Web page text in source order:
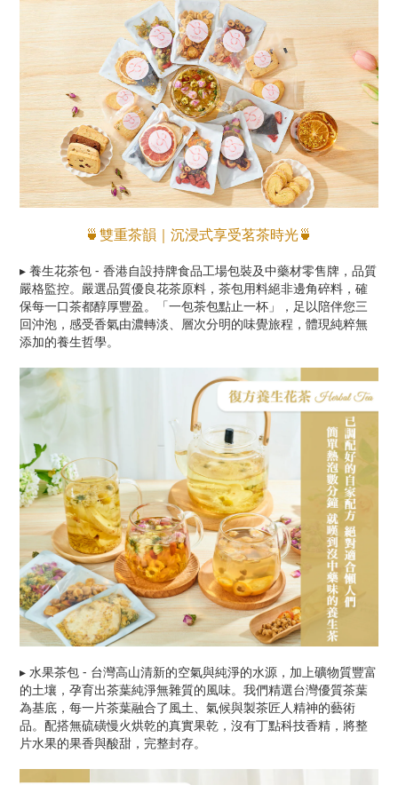
🍵 雙重茶韻｜沉浸式享受茗茶時光🍵
▸ 養生花茶包 - 香港自設持牌食品工場包裝及中藥材零售牌，品質
嚴格監控。嚴選品質優良花茶原料，茶包用料絕非邊角碎料，確
保每一口茶都醇厚豐盈。「一包茶包點止一杯」，足以陪伴您三
回沖泡，感受香氣由濃轉淡、層次分明的味覺旅程，體現純粹無
添加的養生哲學。
▸ 水果茶包 - 台灣高山清新的空氣與純淨的水源，加上礦物質豐富
的土壤，孕育出茶葉純淨無雜質的風味。我們精選台灣優質茶葉
為基底，每一片茶葉融合了風土、氣候與製茶匠人精神的藝術
品。配搭無硫磺慢火烘乾的真實果乾，沒有丁點科技香精，將整
片水果的果香與酸甜，完整封存。